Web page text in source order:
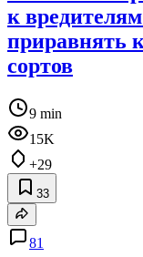
к
приравнять
сортов
9 min
15K
+29
33
81